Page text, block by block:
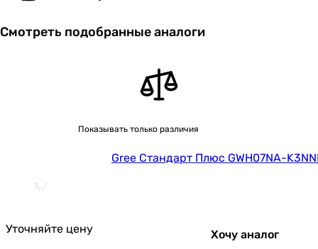
Смотреть подобранные аналоги
Показывать только различия
Gree Стандарт Плюс GWH07NA-
Уточняйте цену Хочу аналог